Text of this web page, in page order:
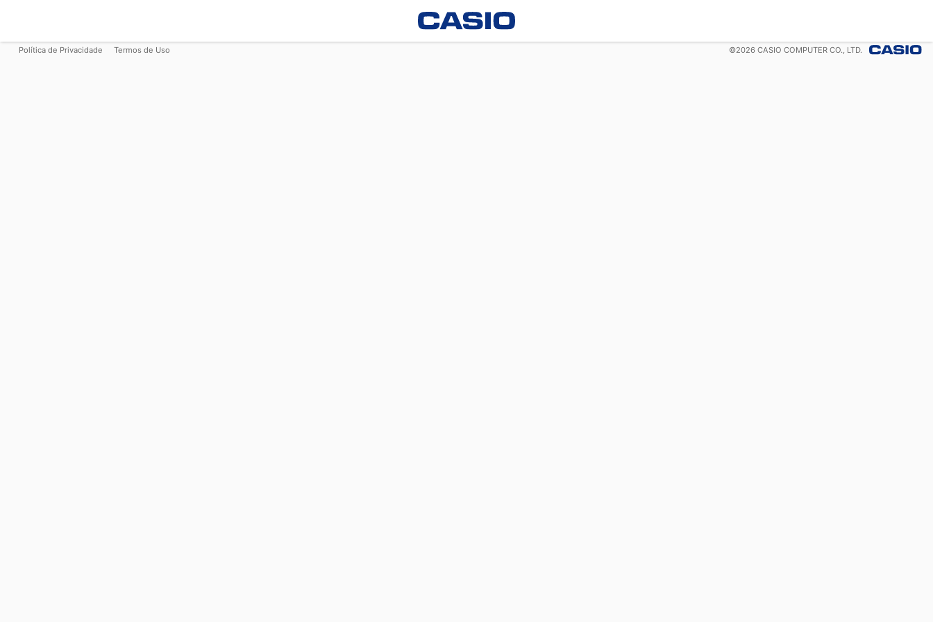
Política de Privacidade Termos de Uso ©2026 CASIO COMPUTER CO., LTD.